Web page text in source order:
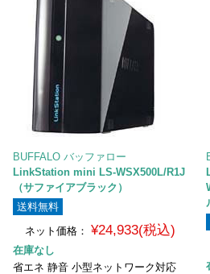
BUFFALO バッファロー
LinkStation mini LS-WSX500L/R1J
（サファイアブラック）
送料無料
ネット価格： ¥24,933(税込)
在庫なし
省エネ 静音 小型ネットワーク対応